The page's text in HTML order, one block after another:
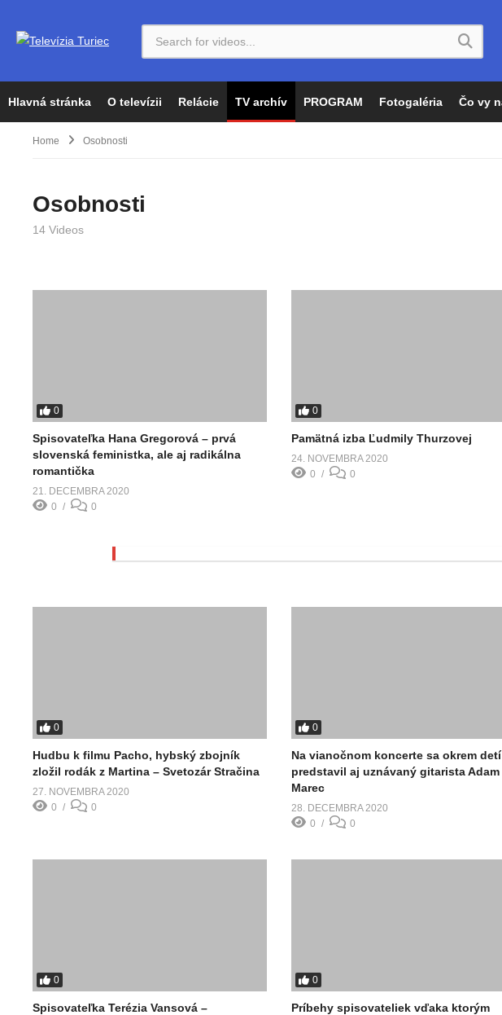
Hlavná stránka O televízii Relácie TV archív PROGRAM Fotogaléria Čo vy
Home Osobnosti
Osobnosti
14 Videos
0
Spisovateľka Hana Gregorová – prvá
slovenská feministka, ale aj radikálna
romantička
21. DECEMBRA 2020
0
0
0
Pamätná izba Ľudmily Thurzovej
24. NOVEMBRA 2020
0
0
0
Hudbu k filmu Pacho, hybský zbojník
zložil rodák z Martina – Svetozár Stračina
27. NOVEMBRA 2020
0
0
0
Na vianočnom koncerte sa okrem detí
predstavil aj uznávaný gitarista Adam
Marec
28. DECEMBRA 2020
0
0
0
Spisovateľka Terézia Vansová –
0
Príbehy spisovateliek vďaka ktorým